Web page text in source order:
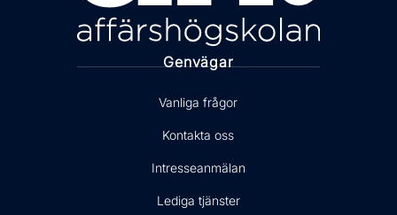
Genvägar
Vanliga frågor
Kontakta oss
Intresseanmälan
Lediga tjänster